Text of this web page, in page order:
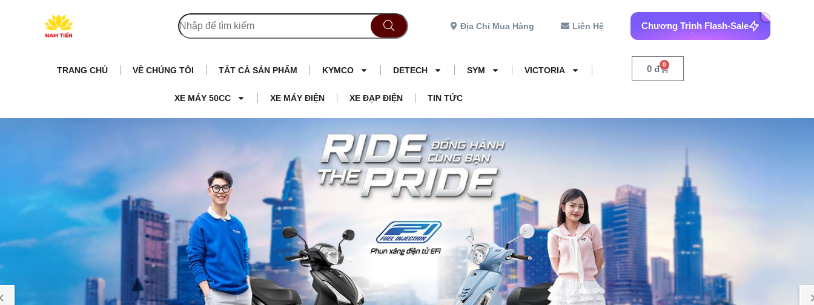
Địa Chỉ Mua Hàng Liên Hệ Chương Trình Flash-Sale
TRANG CHỦ VỀ CHÚNG TÔI TẤT CẢ SẢN PHẨM KYMCO DETECH SYM VICTORIA
XE MÁY 50CC XE MÁY ĐIỆN XE ĐẠP ĐIỆN TIN TỨC
0 đ 0